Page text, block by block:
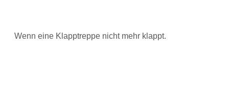
Wenn eine Klapptreppe nicht mehr klappt.